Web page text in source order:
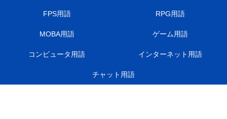
FPS用語 RPG用語
MOBA用語 ゲーム用語
コンピュータ用語 インターネット用語
チャット用語